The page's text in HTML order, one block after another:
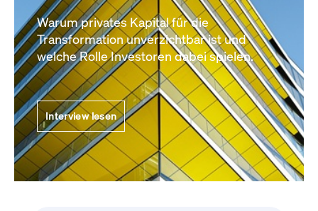
Warum privates Kapital für die
Transformation unverzichtbar ist und
welche Rolle Investoren dabei spielen.
Interview lesen